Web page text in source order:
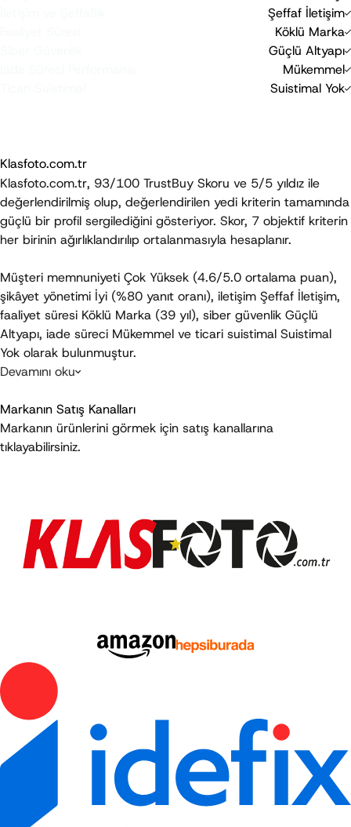
Şeffaf İletişim
20
Köklü Marka
0 20
Güçlü Altyapı
0 20
Mükemmel
0
Suistimal Yok
0
Klasfoto.com.tr
Klasfoto.com.tr, 93/100 TrustBuy Skoru ve 5/5 yıldız ile
değerlendirilmiş olup, değerlendirilen yedi kriterin tamamında
güçlü bir profil sergilediğini gösteriyor. Skor, 7 objektif kriterin
her birinin ağırlıklandırılıp ortalanmasıyla hesaplanır.
Müşteri memnuniyeti Çok Yüksek (4.6/5.0 ortalama puan),
şikâyet yönetimi İyi (%80 yanıt oranı), iletişim Şeffaf İletişim,
faaliyet süresi Köklü Marka (39 yıl), siber güvenlik Güçlü
Altyapı, iade süreci Mükemmel ve ticari suistimal Suistimal
Yok olarak bulunmuştur.
Devamını oku
Markanın Satış Kanalları
Markanın ürünlerini görmek için satış kanallarına
tıklayabilirsiniz.